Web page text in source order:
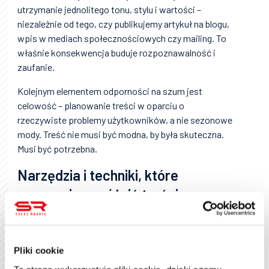
Pliki cookie
utrzymanie jednolitego tonu, stylu i wartości –
niezależnie od tego, czy publikujemy artykuł na blogu,
wpis w mediach społecznościowych czy mailing. To
właśnie konsekwencja buduje rozpoznawalność i
zaufanie.
Kolejnym elementem odporności na szum jest
celowość – planowanie treści w oparciu o
rzeczywiste problemy użytkowników, a nie sezonowe
mody. Treść nie musi być modna, by była skuteczna.
Musi być potrzebna.
Narzędzia i techniki, które
pomagają wyróżnić treści
rozwijać, optymalizować i mierzyć jej skuteczność.
Poniżej kilka sprawdzonych rozwiązań, które mogą